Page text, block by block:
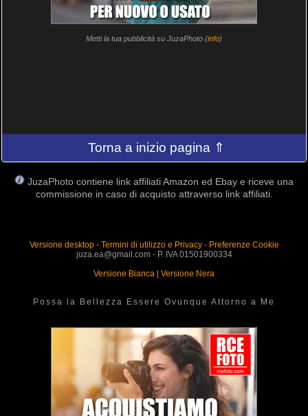
Metti la tua pubblicità su JuzaPhoto (info)
Torna a inizio pagina ⇑
JuzaPhoto contiene link affiliati Amazon ed Ebay e riceve una
commissione in caso di acquisto attraverso link affiliati.
Versione desktop- Termini di utilizzo e Privacy- Preferenze Cookie
juza.ea@gmail.com - P. IVA 01501900334
Versione Bianca
Versione Nera
Possa la Bellezza Essere Ovunque Attorno a Me